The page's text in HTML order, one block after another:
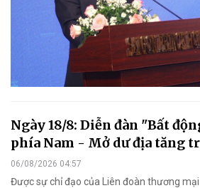
Ngày 18/8: Diễn đàn "Bất
phía Nam - Mở dư địa tăng
06/08/2026 04:57
Được sự chỉ đạo của Liên đoàn thương